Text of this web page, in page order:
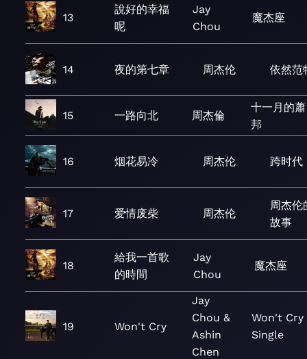
13
說好的幸福
呢
Jay
Chou
魔杰座
14 夜的第七章 周杰伦 依然范
15 一路向北 周杰倫
十一月的蕭
邦
16 烟花易冷 周杰伦 跨时代
17 爱情废柴 周杰伦
周杰伦
故事
18
給我一首歌
的時間
Jay
Chou
魔杰座
19 Won't Cry
Jay
Chou &
Ashin
Chen
Won't
Single